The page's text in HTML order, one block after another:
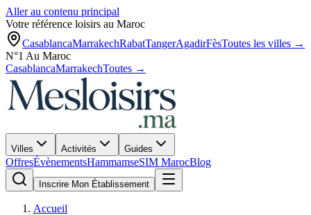
Aller au contenu principal
Votre référence loisirs au Maroc
CasablancaMarrakechRabatTangerAgadirFèsToutes les villes →
N°1 Au Maroc
CasablancaMarrakechToutes →
Villes Activités Guides
OffresÉvènementsHammamseSIM MarocBlog
Inscrire Mon Établissement
Accueil